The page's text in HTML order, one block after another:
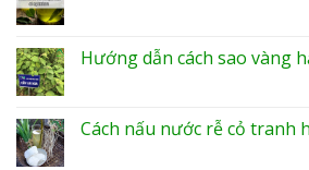
Hướng dẫn cách sao vàng
Cách nấu nước rễ cỏ tranh